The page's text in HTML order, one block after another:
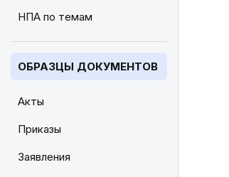
НПА по темам
ОБРАЗЦЫ ДОКУМЕНТОВ
Акты
Приказы
Заявления